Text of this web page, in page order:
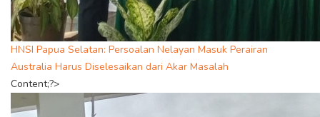
HNSI Papua Selatan: Persoalan Nelayan Masuk Perairan
Australia Harus Diselesaikan dari Akar Masalah
Content;?>